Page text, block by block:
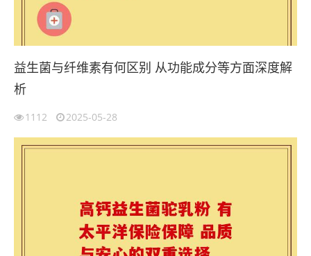
益生菌与纤维素有何区别 从功能成分等方面深度解
析
1112 2025-05-28